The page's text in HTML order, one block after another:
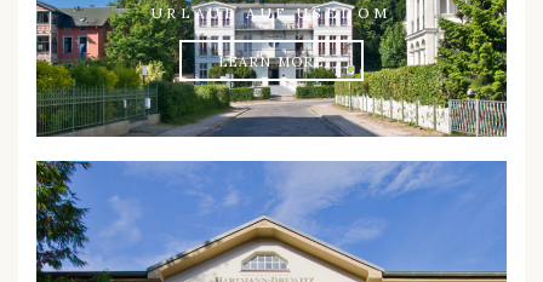
URLAUB AUF USEDOM
LEARN MORE